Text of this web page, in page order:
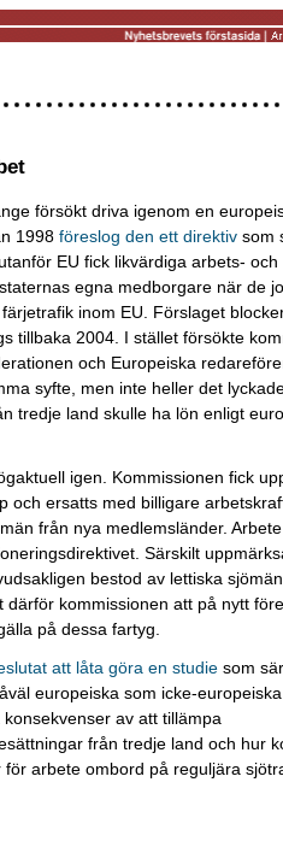
försökt driva igenom en
1998 föreslog den ett direktiv som
EU fick likvärdiga arbets- och
egna medborgare när de
inom EU. Förslaget
tillbaka 2004. I stället försökte
och Europeiska
syfte, men inte heller det
tredje land skulle ha lön enligt
igen. Kommissionen fick
och ersatts med billigare
från nya medlemsländer.
Särskilt
bestod av lettiska
kommissionen att på nytt
på dessa fartyg.
att låta göra en studie som
europeiska som icke-europeiska
av att tillämpa
från tredje land och hur
arbete ombord på reguljära